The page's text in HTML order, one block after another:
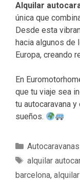
Alquilar
única que
Desde esta
hacia algunos
Europa, creando
En
que tu viaje sea
tu autocaravana
sueños.
C
a
E
t
alquilar
barcelona,